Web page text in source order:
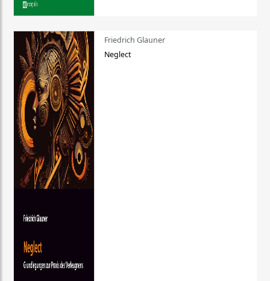
Friedrich Glauner
Neglect